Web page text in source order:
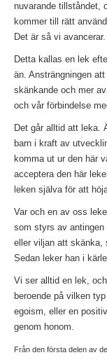
nuvarande tillståndet,
kommer till rätt
Det är så vi avancerar.
Detta kallas en lek
än. Ansträngningen
skänkande och mer
och vår förbindelse
Det går alltid att leka.
barn i kraft av
komma ut ur den här
acceptera den här
leken själva för att
Var och en av oss
som styrs av
eller viljan att skänka,
Sedan leker han i
Vi ser alltid en lek,
beroende på vilken
egoism, eller en
genom honom.
Från den första delen av